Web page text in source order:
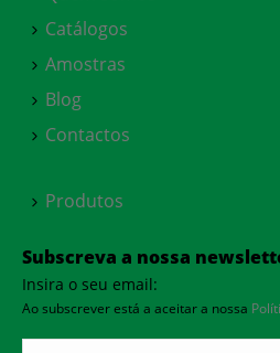
Catálogos
Amostras
Blog
Contactos
Produtos
Subscreva a nossa
Insira o seu email:
Ao subscrever está a aceitar a nossa